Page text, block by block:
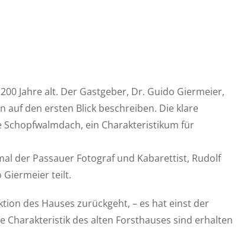
Jahre alt. Der Gastgeber, Dr. Guido Giermeier,
auf den ersten Blick beschreiben. Die klare
ein Charakteristikum für
der Passauer Fotograf und Kabarettist, Rudolf
Giermeier teilt.
des Hauses zurückgeht, – es hat einst der
des alten Forsthauses sind erhalten